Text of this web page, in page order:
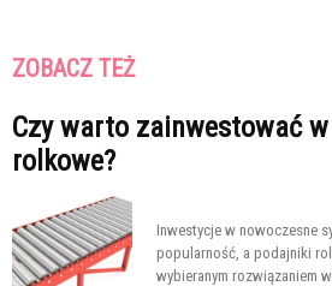
ZOBACZ TEŻ
Czy warto zainwestować
rolkowe?
Inwestycje w nowoczesne
popularność, a podajniki
wybieranym rozwiązaniem